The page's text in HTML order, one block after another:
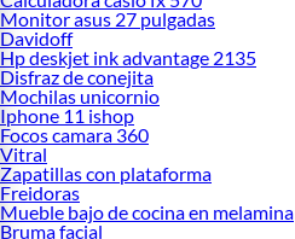
Monitor asus 27 pulgadas
Davidoff
Hp deskjet ink advantage 2135
Disfraz de conejita
Mochilas unicornio
Iphone 11 ishop
Focos camara 360
Vitral
Zapatillas con plataforma
Freidoras
Mueble bajo de cocina en melamina
Bruma facial